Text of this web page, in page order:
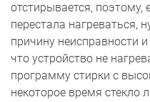
отстирывается,
перестала нагреваться,
причину неисправности
что устройство не
программу стирки с
некоторое время